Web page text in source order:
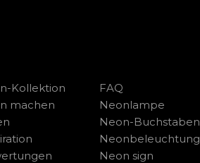
Kollektion
machen
FAQ
Neonlampe
Neon-Buchstaben
Neonbeleuchtung
Neon sign